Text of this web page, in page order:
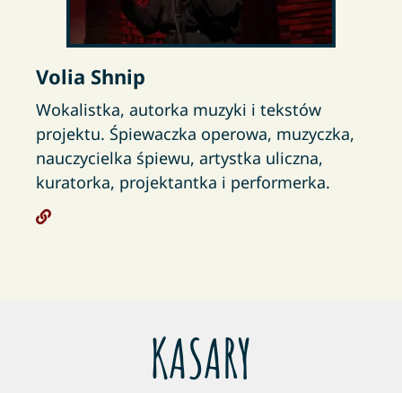
Volia Shnip
Wokalistka, autorka muzyki i tekstów
projektu. Śpiewaczka operowa, muzyczka,
nauczycielka śpiewu, artystka uliczna,
kuratorka, projektantka i performerka.
KASARY